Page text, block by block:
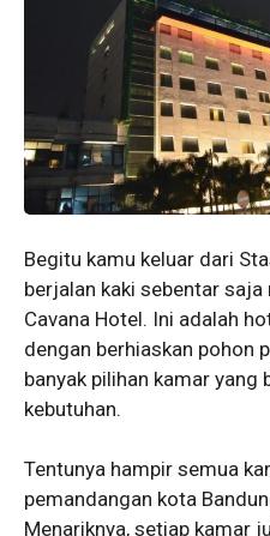
Begitu kamu keluar dari
berjalan kaki sebentar saja
Cavana Hotel. Ini adalah
dengan berhiaskan pohon
banyak pilihan kamar yang
kebutuhan.
Tentunya hampir semua
pemandangan kota
Menariknya, setiap kamar